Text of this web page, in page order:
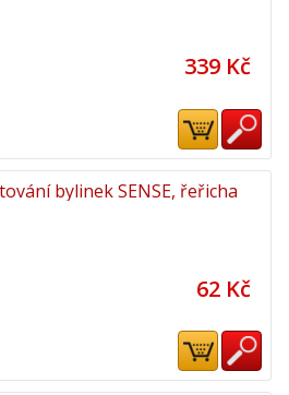
339 Kč
bylinek SENSE, řeřicha
62 Kč